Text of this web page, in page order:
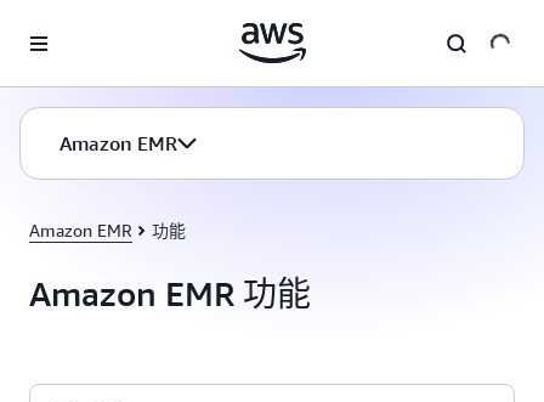
Amazon EMR
Amazon EMR 功能
Amazon EMR 功能